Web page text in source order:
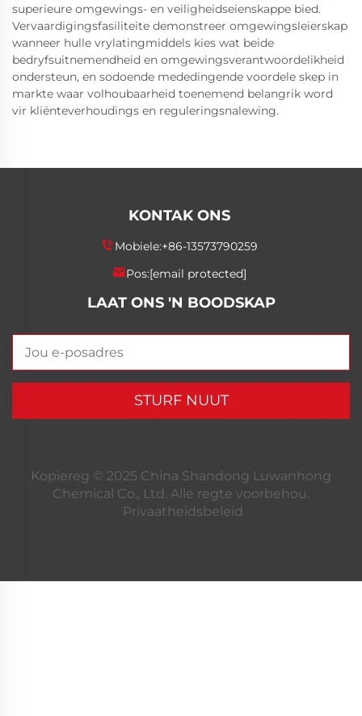
superieure omgewings- en veiligheidseienskappe bied.
Vervaardigingsfasiliteite demonstreer omgewingsleierskap
wanneer hulle vrylatingmiddels kies wat beide
bedryfsuitnemendheid en omgewingsverantwoordelikheid
ondersteun, en sodoende mededingende voordele skep in
markte waar volhoubaarheid toenemend belangrik word
vir kliënteverhoudings en reguleringsnalewing.
KONTAK ONS
Mobiele:+86-13573790259
Pos:[email protected]
LAAT ONS 'N BOODSKAP
STURF NUUT
Kopiereg © 2025 China Shandong Luwanhong
Chemical Co., Ltd. Alle regte voorbehou.
Privaatheidsbeleid